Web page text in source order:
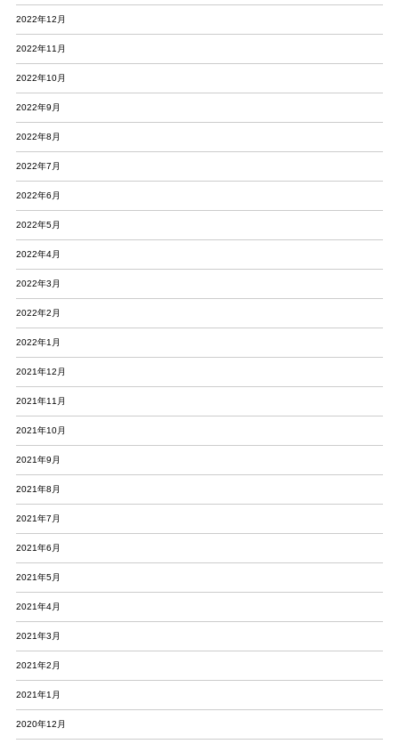
2022年12月
2022年11月
2022年10月
2022年9月
2022年8月
2022年7月
2022年6月
2022年5月
2022年4月
2022年3月
2022年2月
2022年1月
2021年12月
2021年11月
2021年10月
2021年9月
2021年8月
2021年7月
2021年6月
2021年5月
2021年4月
2021年3月
2021年2月
2021年1月
2020年12月